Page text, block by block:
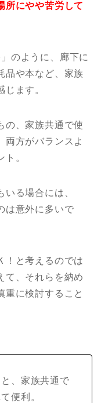
所にやや苦労して
のように、廊下に
品や本など、家族
ます。
の、家族共通で使
両方がバランスよ
。
る場合には、
は意外に多いで
！と考えるのでは
て、それらを納め
重に検討すること
、家族共通で
便利。